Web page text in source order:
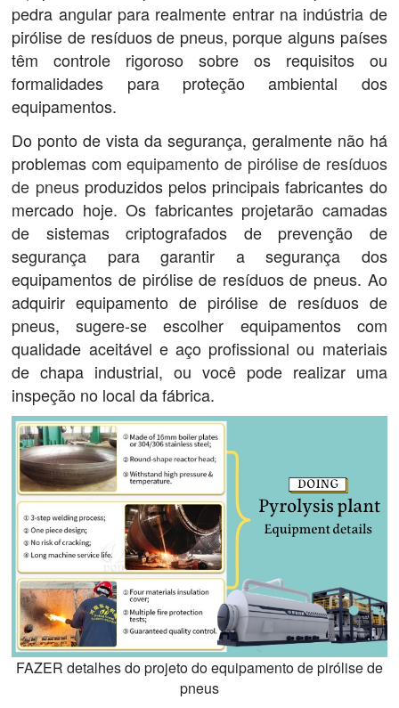
pedra angular para realmente entrar na indústria de
pirólise de resíduos de pneus, porque alguns países
têm controle rigoroso sobre os requisitos ou
formalidades para proteção ambiental dos
equipamentos.
Do ponto de vista da segurança, geralmente não há
problemas comequipamento de pirólise de resíduos
de pneusproduzidos pelos principais fabricantes do
mercado hoje. Os fabricantes projetarão camadas
de sistemas criptografados de prevenção de
segurança para garantir a segurança dos
equipamentos de pirólise de resíduos de pneus. Ao
adquirir equipamento de pirólise de resíduos de
pneus, sugere-se escolher equipamentos com
qualidade aceitável e aço profissional ou materiais
de chapa industrial, ou você pode realizar uma
inspeção no local da fábrica.
FAZER detalhes do projeto do equipamento de pirólise de
pneus